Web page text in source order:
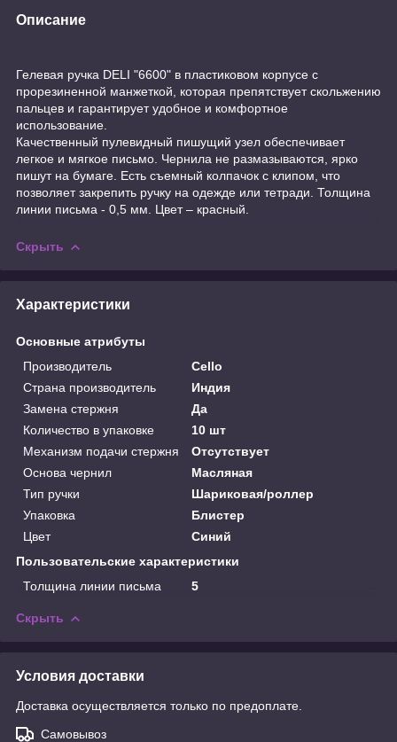
Описание
Гелевая ручка DELI "6600" в пластиковом корпусе с
прорезиненной манжеткой, которая препятствует скольжению
пальцев и гарантирует удобное и комфортное
использование.
Качественный пулевидный пишущий узел обеспечивает
легкое и мягкое письмо. Чернила не размазываются, ярко
пишут на бумаге. Есть съемный колпачок с клипом, что
позволяет закрепить ручку на одежде или тетради. Толщина
линии письма - 0,5 мм. Цвет – красный.
Скрыть
Характеристики
Основные атрибуты
Производитель
Cello
Страна производитель
Индия
Замена стержня
Да
Количество в упаковке
10 шт
Механизм подачи стержня
Отсутствует
Основа чернил
Масляная
Тип ручки
Шариковая/роллер
Упаковка
Блистер
Цвет
Синий
Пользовательские характеристики
Толщина линии письма
5
Скрыть
Условия доставки
Доставка осуществляется только по предоплате.
Самовывоз